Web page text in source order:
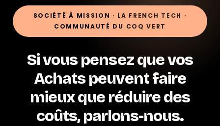
SOCIÉTÉ À MISSION · LA FRENCH TECH ·
COMMUNAUTÉ DU COQ VERT
Si vous pensez que vos
Achats peuvent faire
mieux que réduire des
coûts, parlons-nous.